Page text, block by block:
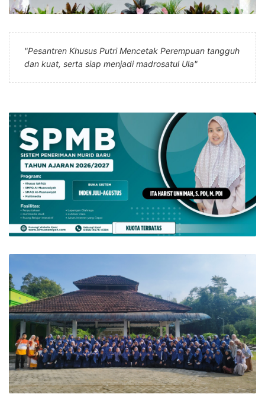
"Pesantren Khusus Putri Mencetak Perempuan tangguh
dan kuat, serta siap menjadi madrosatul Ula"